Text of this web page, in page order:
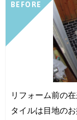
BEFORE
リフォーム前の
タイルは目地の